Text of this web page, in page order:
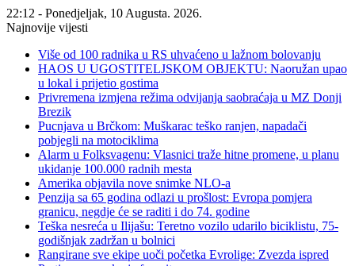
22:12 - Ponedjeljak, 10 Augusta. 2026.
Najnovije vijesti
Više od 100 radnika u RS uhvaćeno u lažnom bolovanju
HAOS U UGOSTITELJSKOM OBJEKTU: Naoružan upao
u lokal i prijetio gostima
Privremena izmjena režima odvijanja saobraćaja u MZ Donji
Brezik
Pucnjava u Brčkom: Muškarac teško ranjen, napadači
pobjegli na motociklima
Alarm u Folksvagenu: Vlasnici traže hitne promene, u planu
ukidanje 100.000 radnih mesta
Amerika objavila nove snimke NLO-a
Penzija sa 65 godina odlazi u prošlost: Evropa pomjera
granicu, negdje će se raditi i do 74. godine
Teška nesreća u Ilijašu: Teretno vozilo udarilo biciklistu, 75-
godišnjak zadržan u bolnici
Rangirane sve ekipe uoči početka Evrolige: Zvezda ispred